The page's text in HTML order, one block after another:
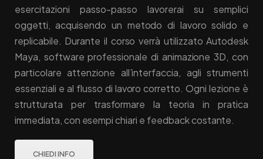
esercitazioni passo-passo lavorerai su semplici
oggetti, acquisendo un metodo di lavoro solido e
replicabile. Durante il corso verrà utilizzato Autodesk
Maya, software professionale di animazione 3D, con
particolare attenzione all’interfaccia, agli strumenti
essenziali e al flusso di lavoro corretto. Ogni lezione è
strutturata per trasformare la teoria in pratica
immediata, con esempi chiari e feedback costante.
CHIEDI INFO